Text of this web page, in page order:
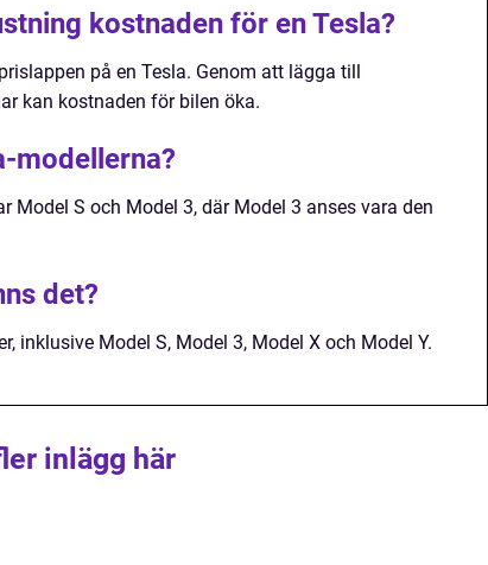
kostnaden för en Tesla?
på en Tesla. Genom att lägga till
kan kostnaden för bilen öka.
modellerna?
Model S och Model 3, där Model 3 anses vara den
det?
inklusive Model S, Model 3, Model X och Model Y.
inlägg här